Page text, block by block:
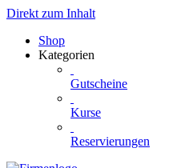
Direkt zum Inhalt
Shop
Kategorien
Gutscheine
Kurse
Reservierungen